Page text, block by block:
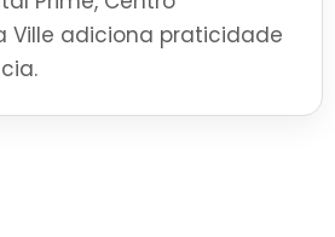
Ville adiciona praticidade